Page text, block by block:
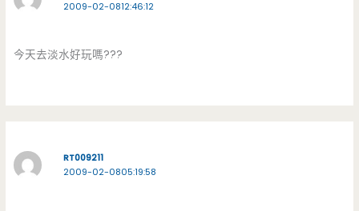
2009-02-0812:46:12
今天去淡水好玩嗎???
RT009211
2009-02-0805:19:58